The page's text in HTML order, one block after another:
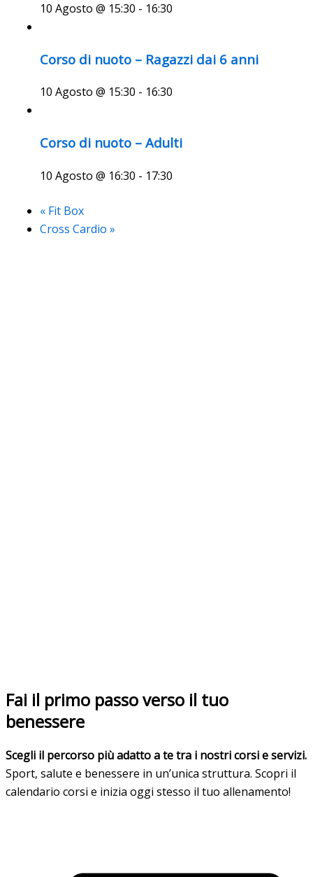
10 Agosto @ 15:30 - 16:30
Corso di nuoto – Ragazzi dai 6 anni
10 Agosto @ 15:30 - 16:30
Corso di nuoto – Adulti
10 Agosto @ 16:30 - 17:30
«Fit Box
Cross Cardio »
Fai il primo passo verso il tuo
benessere
Scegli il percorso più adatto a te tra i nostri corsi e servizi.
Sport, salute e benessere in un’unica struttura. Scopri il
calendario corsi e inizia oggi stesso il tuo allenamento!